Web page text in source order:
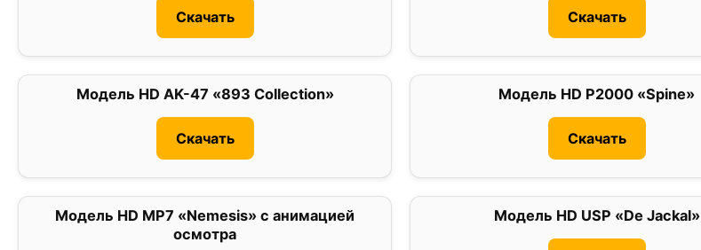
Скачать Скачать
Модель HD AK-47 «893 Collection»
Скачать
Модель HD P2000 «Spine»
Скачать
Модель HD MP7 «Nemesis» с анимацией
осмотра
Модель HD USP «De Jackal»